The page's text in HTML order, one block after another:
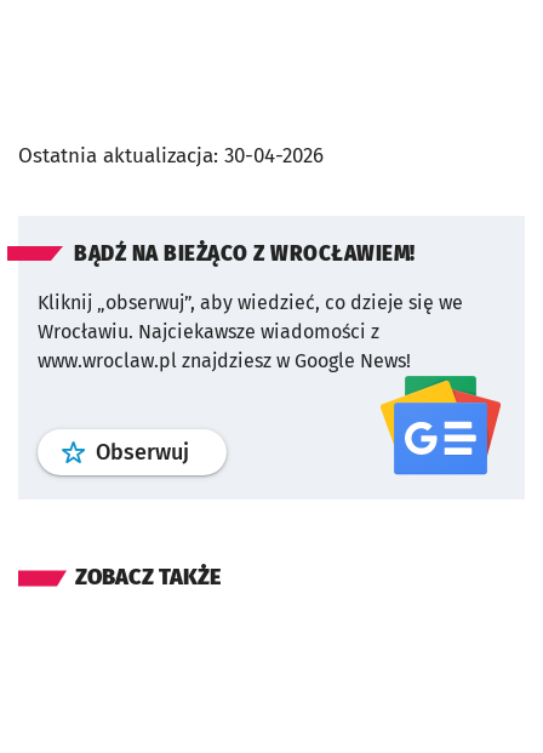
Ostatnia aktualizacja: 30-04-2026
BĄDŹ NA BIEŻĄCO Z WROCŁAWIEM!
Kliknij „obserwuj”, aby wiedzieć, co dzieje się we
Wrocławiu. Najciekawsze wiadomości z
www.wroclaw.pl znajdziesz w Google News!
Obserwuj profil serwisu
ZOBACZ TAKŻE